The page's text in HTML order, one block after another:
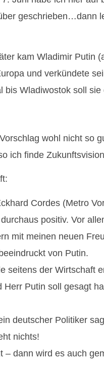
geschrieben…dann
kam Wladimir Putin
und verkündete
bis Wladiwostok soll sie
wohl nicht so
ich finde
Cordes (Metro
positiv. Vor
mit meinen neuen
von Putin.
seitens der Wirtschaft
Putin soll gesagt
deutscher Politiker
nichts!
– dann wird es auch